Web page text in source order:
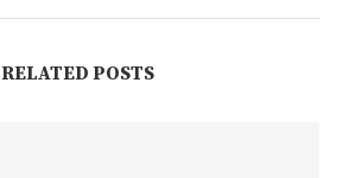
RELATED POSTS